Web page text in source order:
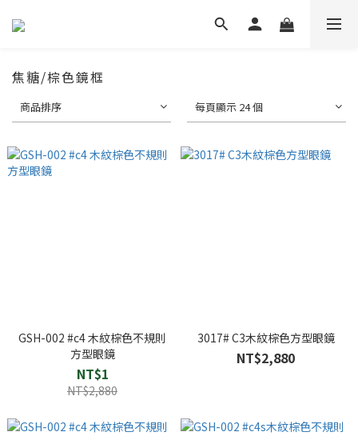
焦糖/棕色鏡框
商品排序 每頁顯示 24 個
GSH-002 #c4 木紋棕色不規則
方型眼鏡
NT$1
NT$2,880
3017# C3木紋棕色方型眼鏡
NT$2,880